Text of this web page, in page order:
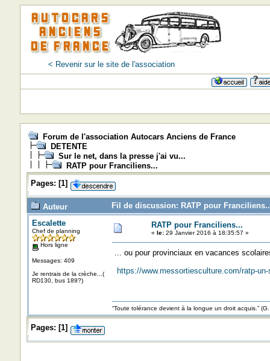
< Revenir sur le site de l'association
Forum de l'association Autocars Anciens de France
DETENTE
Sur le net, dans la presse j'ai vu...
RATP pour Franciliens...
Pages: [1]
Auteur
Fil de discussion: RATP pour
Escalette
Chef de planning
Hors ligne
Messages: 409
Je rentrais de la crèche...(
RD130, bus 189?)
RATP pour Franciliens...
« le:29 Janvier 2016 à 18:35:57 »
... ou pour provinciaux en vacances
https://www.messortiesculture.com/ratp-
“Toute tolérance devient à la longue un droit acquis.”
Pages: [1]